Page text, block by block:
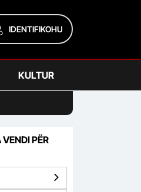
IDENTIFIKOHU
KULTUR
PËR